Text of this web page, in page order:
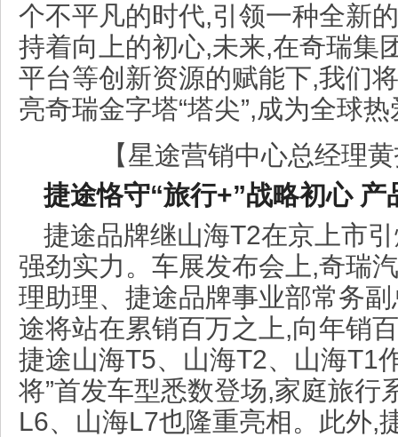
个不平凡的时代,引领一种全新
持着向上的初心,未来,在奇瑞集
平台等创新资源的赋能下,我们
亮奇瑞金字塔“塔尖”,成为全球
【星途营销中心总经理
捷途恪守“旅行+”战略初心产
捷途品牌继山海T2在京上市
强劲实力。车展发布会上,奇瑞
理助理、捷途品牌事业部常务
途将站在累销百万之上,向年销
捷途山海T5、山海T2、山海T1
将”首发车型悉数登场,家庭旅行
L6、山海L7也隆重亮相。此外,